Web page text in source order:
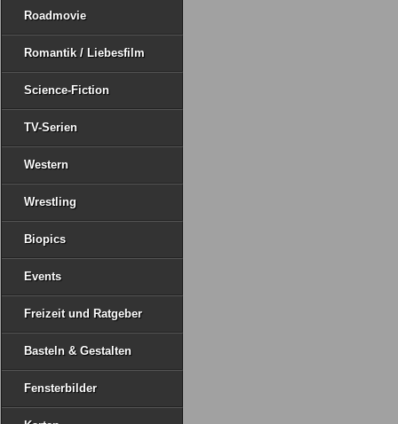
Roadmovie
Romantik / Liebesfilm
Science-Fiction
TV-Serien
Western
Wrestling
Biopics
Events
Freizeit und Ratgeber
Basteln & Gestalten
Fensterbilder